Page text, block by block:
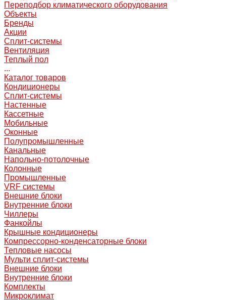
Переподбор климатического оборудования
Объекты
Бренды
Акции
Сплит-системы
Вентиляция
Теплый пол
...
Каталог товаров
Кондиционеры
Сплит-системы
Настенные
Кассетные
Мобильные
Оконные
Полупромышленные
Канальные
Напольно-потолочные
Колонные
Промышленные
VRF системы
Внешние блоки
Внутренние блоки
Чиллеры
Фанкойлы
Крышные кондиционеры
Компрессорно-конденсаторные блоки
Тепловые насосы
Мульти сплит-системы
Внешние блоки
Внутренние блоки
Комплекты
Микроклимат